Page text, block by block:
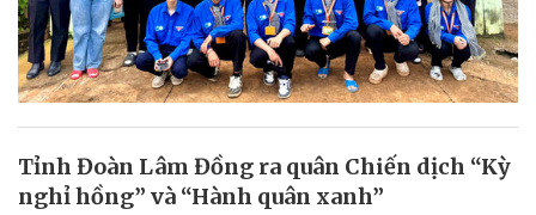
Tỉnh Đoàn Lâm Đồng ra quân Chiến dịch “Kỳ
nghỉ hồng” và “Hành quân xanh”